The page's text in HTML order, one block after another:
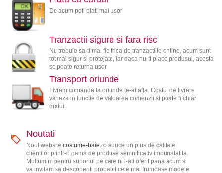
De acum poti plati mai usor
Tranzactii sigure si fara risc
Nu trebuie sa-ti mai fie frica de tranzactiile online, acum sunt
tot mai sigur si protejate, iar daca nu-ti place produsul, acesta
se poate returna usor.
Transport oriunde
Livram comanda ta oriunde te-ai afla. Costul de livrare
variaza in functie de valoarea comenzii si poate fi chiar
gratuit.
Noutati
Noul website costume-baie.roaduce un plus de calitate
clientilor printr-o gama de produse semnificativ imbunatatita.
Multumim pentru suportul pe care ni l-ati oferit pana acum si
va invitam sa descoperiti probabil cele mai frumoase modele